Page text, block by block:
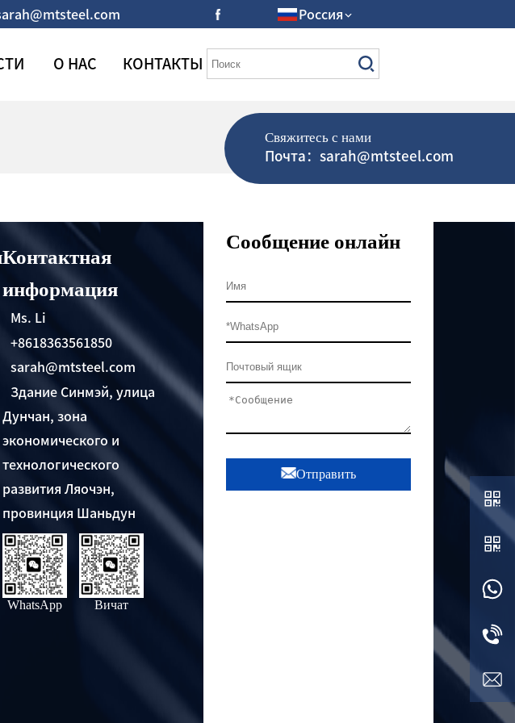
Россия
О НАС КОНТАКТЫ
Свяжитесь с нами
Почта：sarah@mtsteel.com
Контактная
информация
Ms. Li
+8618363561850
sarah@mtsteel.com
Здание Синмэй, улица
Дунчан, зона
экономического и
технологического
развития Ляочэн,
провинция Шаньдун
WhatsApp Вичат
Сообщение онлайн
Отправить